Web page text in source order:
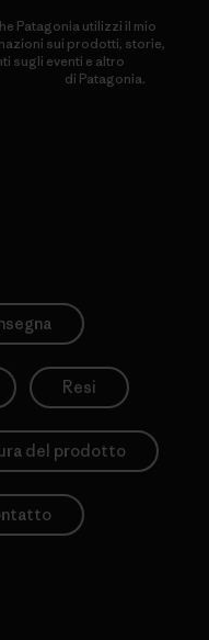
Patagonia utilizzi il mio
sui prodotti, storie,
sugli eventi e altro
di Patagonia.
Resi
del prodotto